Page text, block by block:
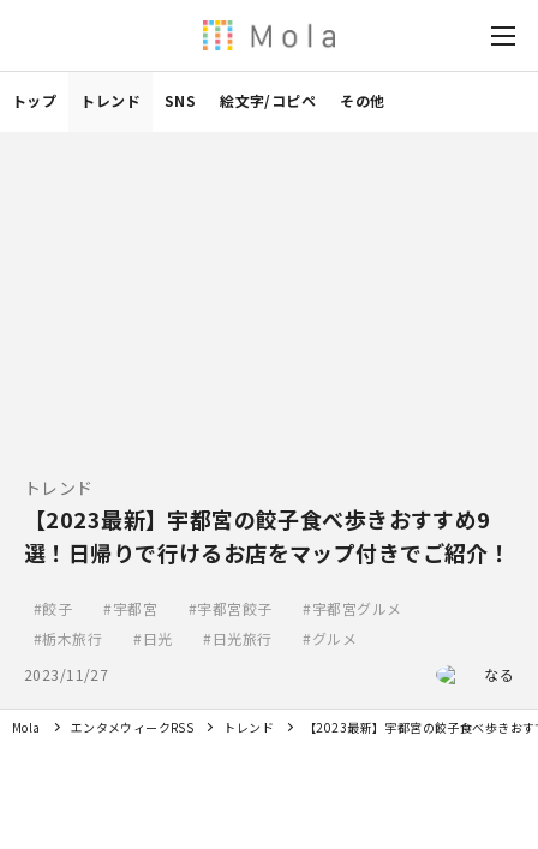
トップ トレンド SNS 絵文字/コピペ その他
トレンド
【2023最新】宇都宮の餃子食べ歩きおすすめ9
選！日帰りで行けるお店をマップ付きでご紹介！
餃子 宇都宮 宇都宮餃子
宇都宮グルメ
栃木旅行
日光 日光旅行
グルメ
2023/11/27
なる
Mola エンタメウィークRSS トレンド 【2023最新】宇都宮の餃子食べ歩きお